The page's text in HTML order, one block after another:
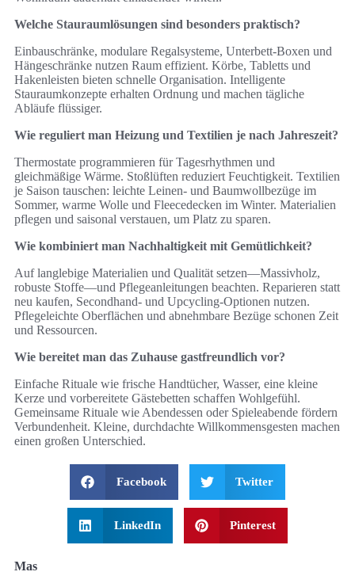
Welche Stauraumlösungen sind besonders praktisch?
Einbauschränke, modulare Regalsysteme, Unterbett‑Boxen und
Hängeschränke nutzen Raum effizient. Körbe, Tabletts und
Hakenleisten bieten schnelle Organisation. Intelligente
Stauraumkonzepte erhalten Ordnung und machen tägliche
Abläufe flüssiger.
Wie reguliert man Heizung und Textilien je nach Jahreszeit?
Thermostate programmieren für Tagesrhythmen und
gleichmäßige Wärme. Stoßlüften reduziert Feuchtigkeit. Textilien
je Saison tauschen: leichte Leinen- und Baumwollbezüge im
Sommer, warme Wolle und Fleecedecken im Winter. Materialien
pflegen und saisonal verstauen, um Platz zu sparen.
Wie kombiniert man Nachhaltigkeit mit Gemütlichkeit?
Auf langlebige Materialien und Qualität setzen—Massivholz,
robuste Stoffe—und Pflegeanleitungen beachten. Reparieren statt
neu kaufen, Secondhand- und Upcycling-Optionen nutzen.
Pflegeleichte Oberflächen und abnehmbare Bezüge schonen Zeit
und Ressourcen.
Wie bereitet man das Zuhause gastfreundlich vor?
Einfache Rituale wie frische Handtücher, Wasser, eine kleine
Kerze und vorbereitete Gästebetten schaffen Wohlgefühl.
Gemeinsame Rituale wie Abendessen oder Spieleabende fördern
Verbundenheit. Kleine, durchdachte Willkommensgesten machen
einen großen Unterschied.
Facebook Twitter
LinkedIn Pinterest
Mas